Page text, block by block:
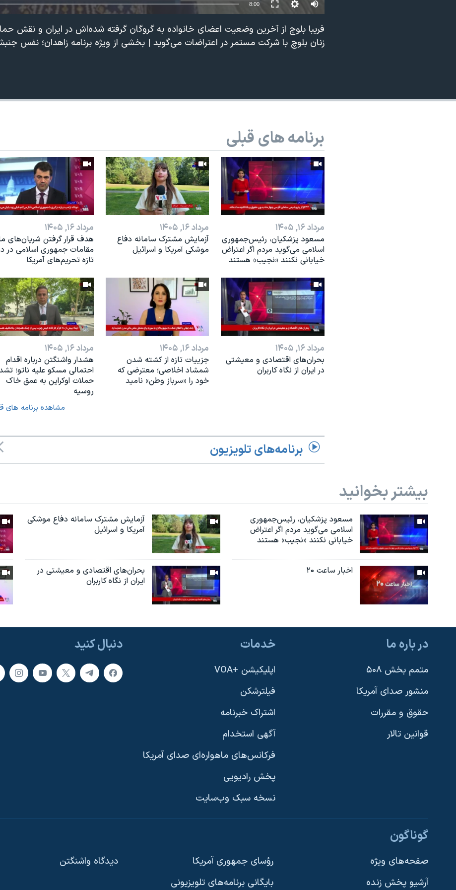
دنبال کنید
8:00
فریبا بلوچ از آخرین وضعیت اعضای خانواده به گروگان گرفته شده‌اش در ایران و نقش
زنان بلوچ با شرکت مستمر در اعتراضات می‌گوید | بخشی از ویژه برنامه زاهدان؛ نفس
برنامه های قبلی
مرداد ۱۶, ۱۴۰۵
مسعود پزشکیان، رئيس‌جمهوری
اسلامی می‌گوید مردم اگر اعتراض
خیابانی نکنند «نجیب» هستند
مرداد ۱۶, ۱۴۰۵
آزمایش مشترک سامانه دفاع
موشکی آمریکا و اسرائیل
مرداد ۱۶, ۱۴۰۵
هدف قرار گرفتن شریان‌های
مقامات جمهوری اسلامی در
تازه تحریم‌های آمریکا
مرداد ۱۶, ۱۴۰۵
بحران‌های اقتصادی و معیشتی
در ایران از نگاه کاربران
مرداد ۱۶, ۱۴۰۵
جزییات تازه از کشته شدن
شمشاد اخلاصی؛ معترضی که
خود را «سرباز وطن» نامید
مرداد ۱۶, ۱۴۰۵
هشدار واشنگتن درباره اقدام
احتمالی مسکو علیه ناتو؛
حملات اوکراین به عمق خاک
روسیه
مشاهده برنامه های
برنامه‌های تلویزیون
بیشتر بخوانید
مسعود پزشکیان، رئيس‌جمهوری
اسلامی می‌گوید مردم اگر اعتراض
خیابانی نکنند «نجیب» هستند
آزمایش مشترک سامانه دفاع موشکی
آمریکا و اسرائیل
اخبار ساعت ۲۰
بحران‌های اقتصادی و معیشتی در
ایران از نگاه کاربران
دنبال کنید در باره ما
متمم بخش ۵۰۸
منشور صدای آمریکا
حقوق و مقررات
قوانین تالار
خدمات
اپلیکیشن +VOA
فیلترشکن
اشتراک خبرنامه
آگهی استخدام
فرکانس‌های ماهواره‌ای صدای آمریکا
پخش رادیویی
نسخه سبک وب‌سایت
گوناگون
صفحه‌های ویژه
آرشیو پخش زنده
رؤسای جمهوری آمریکا
بایگانی برنامه‌های تلویزیونی
دیدگاه‌ واشنگتن